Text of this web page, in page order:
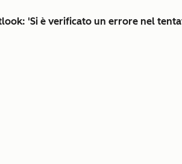
'Si è verificato un errore nel